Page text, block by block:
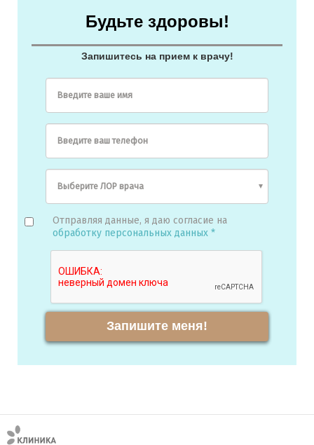
Будьте здоровы!
Запишитесь на прием к врачу!
Введите ваше имя
Введите ваш телефон
Отправляя данные, я даю согласие на
обработку персональных данных *
Запишите меня!